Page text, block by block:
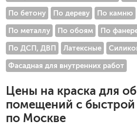
По бетону По дереву По камню
По металлу По обоям По
По ДСП, ДВП Латексные
Фасадная для внутренних работ
Цены на краска для
помещений с быстрой
по Москве